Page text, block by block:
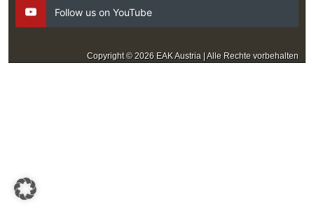
Follow us on YouTube
Copyright © 2026 EAK Austria | Alle Rechte vorbehalten